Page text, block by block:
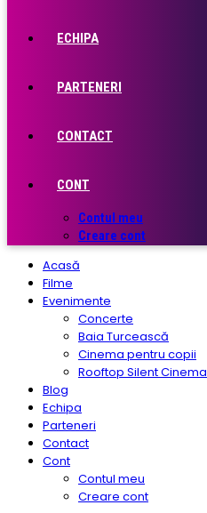
ECHIPA
PARTENERI
CONTACT
CONT
Contul meu
Creare cont
Acasă
Filme
Evenimente
Concerte
Baia Turcească
Cinema pentru copii
Rooftop Silent Cinema
Blog
Echipa
Parteneri
Contact
Cont
Contul meu
Creare cont